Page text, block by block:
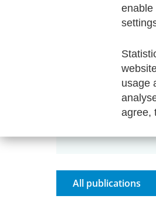
Your Order
All publications
Price
Amount
enable
usage
agree,